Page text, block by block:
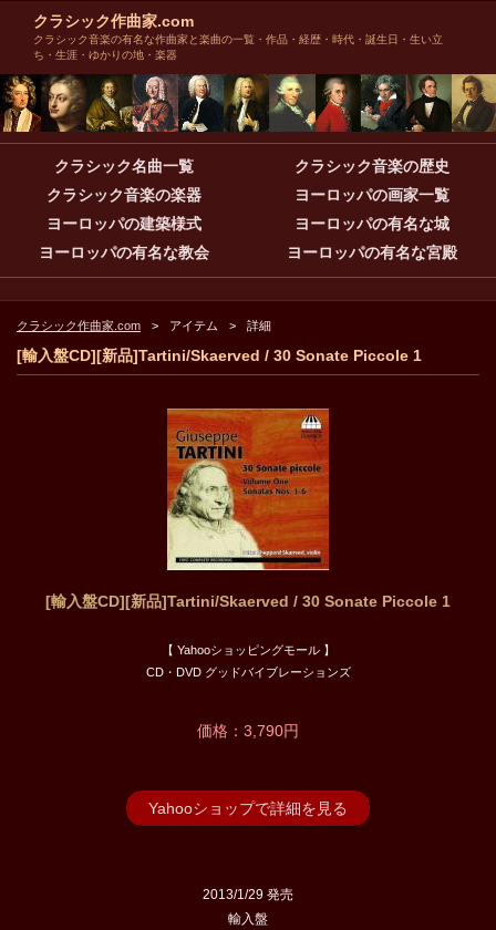
クラシック作曲家.com
クラシック音楽の有名な作曲家と楽曲の一覧・作品・経歴・時代・誕生日・生い立
ち・生涯・ゆかりの地・楽器
クラシック名曲一覧
クラシック音楽の歴史
クラシック音楽の楽器
ヨーロッパの画家一覧
ヨーロッパの建築様式
ヨーロッパの有名な城
ヨーロッパの有名な教会
ヨーロッパの有名な宮殿
クラシック作曲家.com アイテム 詳細
[輸入盤CD][新品]Tartini/Skaerved / 30 Sonate Piccole 1
[輸入盤CD][新品]Tartini/Skaerved / 30 Sonate Piccole 1
【 Yahooショッピングモール 】
CD・DVD グッドバイブレーションズ
価格：3,790円
Yahooショップで詳細を見る
2013/1/29 発売
輸入盤